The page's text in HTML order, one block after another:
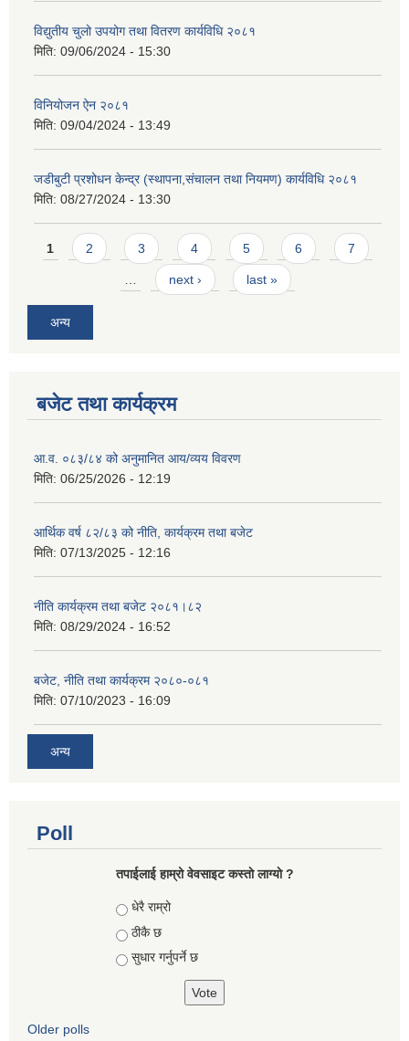
विद्युतीय चुलो उपयोग तथा वितरण कार्यविधि २०८१
मिति: 09/06/2024 - 15:30
विनियोजन ऐन २०८१
मिति: 09/04/2024 - 13:49
जडीबुटी प्रशोधन केन्द्र (स्थापना,संचालन तथा नियमण) कार्यविधि २०८१
मिति: 08/27/2024 - 13:30
Pages
1 2 3 4 5 6 7
… next › last »
अन्य
बजेट तथा कार्यक्रम
आ.व. ०८३/८४ को अनुमानित आय/व्यय विवरण
मिति: 06/25/2026 - 12:19
आर्थिक वर्ष ८२/८३ को नीति, कार्यक्रम तथा बजेट
मिति: 07/13/2025 - 12:16
नीति कार्यक्रम तथा बजेट २०८१।८२
मिति: 08/29/2024 - 16:52
बजेट, नीति तथा कार्यक्रम २०८०-०८१
मिति: 07/10/2023 - 16:09
अन्य
Poll
तपाईलाई हाम्रो वेवसाइट कस्ताे लाग्याे ?
Choices
धेरै राम्रो
ठीकै छ
सुधार गर्नुपर्ने छ
Older polls